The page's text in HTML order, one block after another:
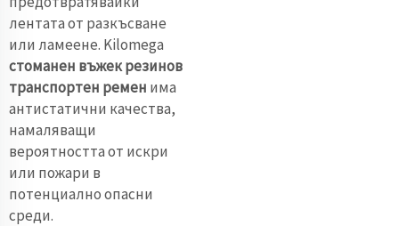
лентата от разкъсване
или ламеене. Kilomega
стоманен въжек резинов
транспортен ремен има
антистатични качества,
намаляващи
вероятността от искри
или пожари в
потенциално опасни
среди.